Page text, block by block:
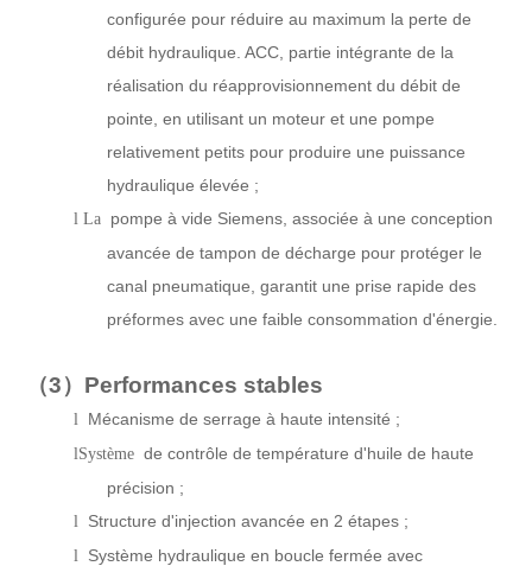
configurée pour réduire au maximum la perte de
débit hydraulique. ACC, partie intégrante de la
réalisation du réapprovisionnement du débit de
pointe, en utilisant un moteur et une pompe
relativement petits pour produire une puissance
hydraulique élevée ;
l La pompe à vide Siemens, associée à une conception
avancée de tampon de décharge pour protéger le
canal pneumatique, garantit une prise rapide des
préformes avec une faible consommation d'énergie.
（3） Performances stables
l Mécanisme de serrage à haute intensité ;
lSystème de contrôle de température d'huile de haute
précision ;
l Structure d'injection avancée en 2 étapes ;
l
Système hydraulique en boucle fermée avec